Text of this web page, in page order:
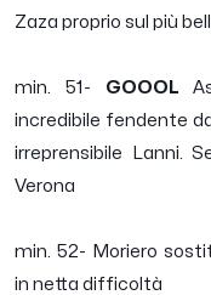
Zaza proprio sul più
min. 51- GOOOL
incredibile fendente
irreprensibile Lanni.
Verona
min. 52- Moriero
in netta difficoltà